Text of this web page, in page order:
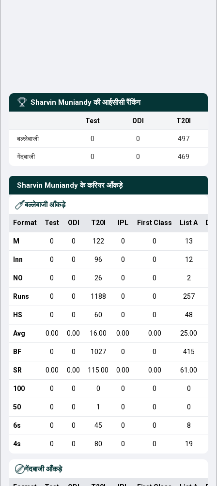
Sharvin Muniandy की आईसीसी रैंकिंग
Test ODI T20I
बल्लेबाजी 0 0 497
गेंदबाजी 0 0 469
Sharvin Muniandy के करियर आँकड़े
बल्लेबाजी आँकड़े
Format Test ODI T20I IPL First Class List A
M 0 0 122 0 0 13
Inn 0 0 96 0 0 12
NO 0 0 26 0 0 2
Runs 0 0 1188 0 0 257
HS 0 0 60 0 0 48
Avg 0.00 0.00 16.00 0.00 0.00 25.00
BF 0 0 1027 0 0 415
SR 0.00 0.00 115.00 0.00 0.00 61.00
100 0 0 0 0 0 0
50 0 0 1 0 0 0
6s 0 0 45 0 0 8
4s 0 0 80 0 0 19
गेंदबाजी आँकड़े